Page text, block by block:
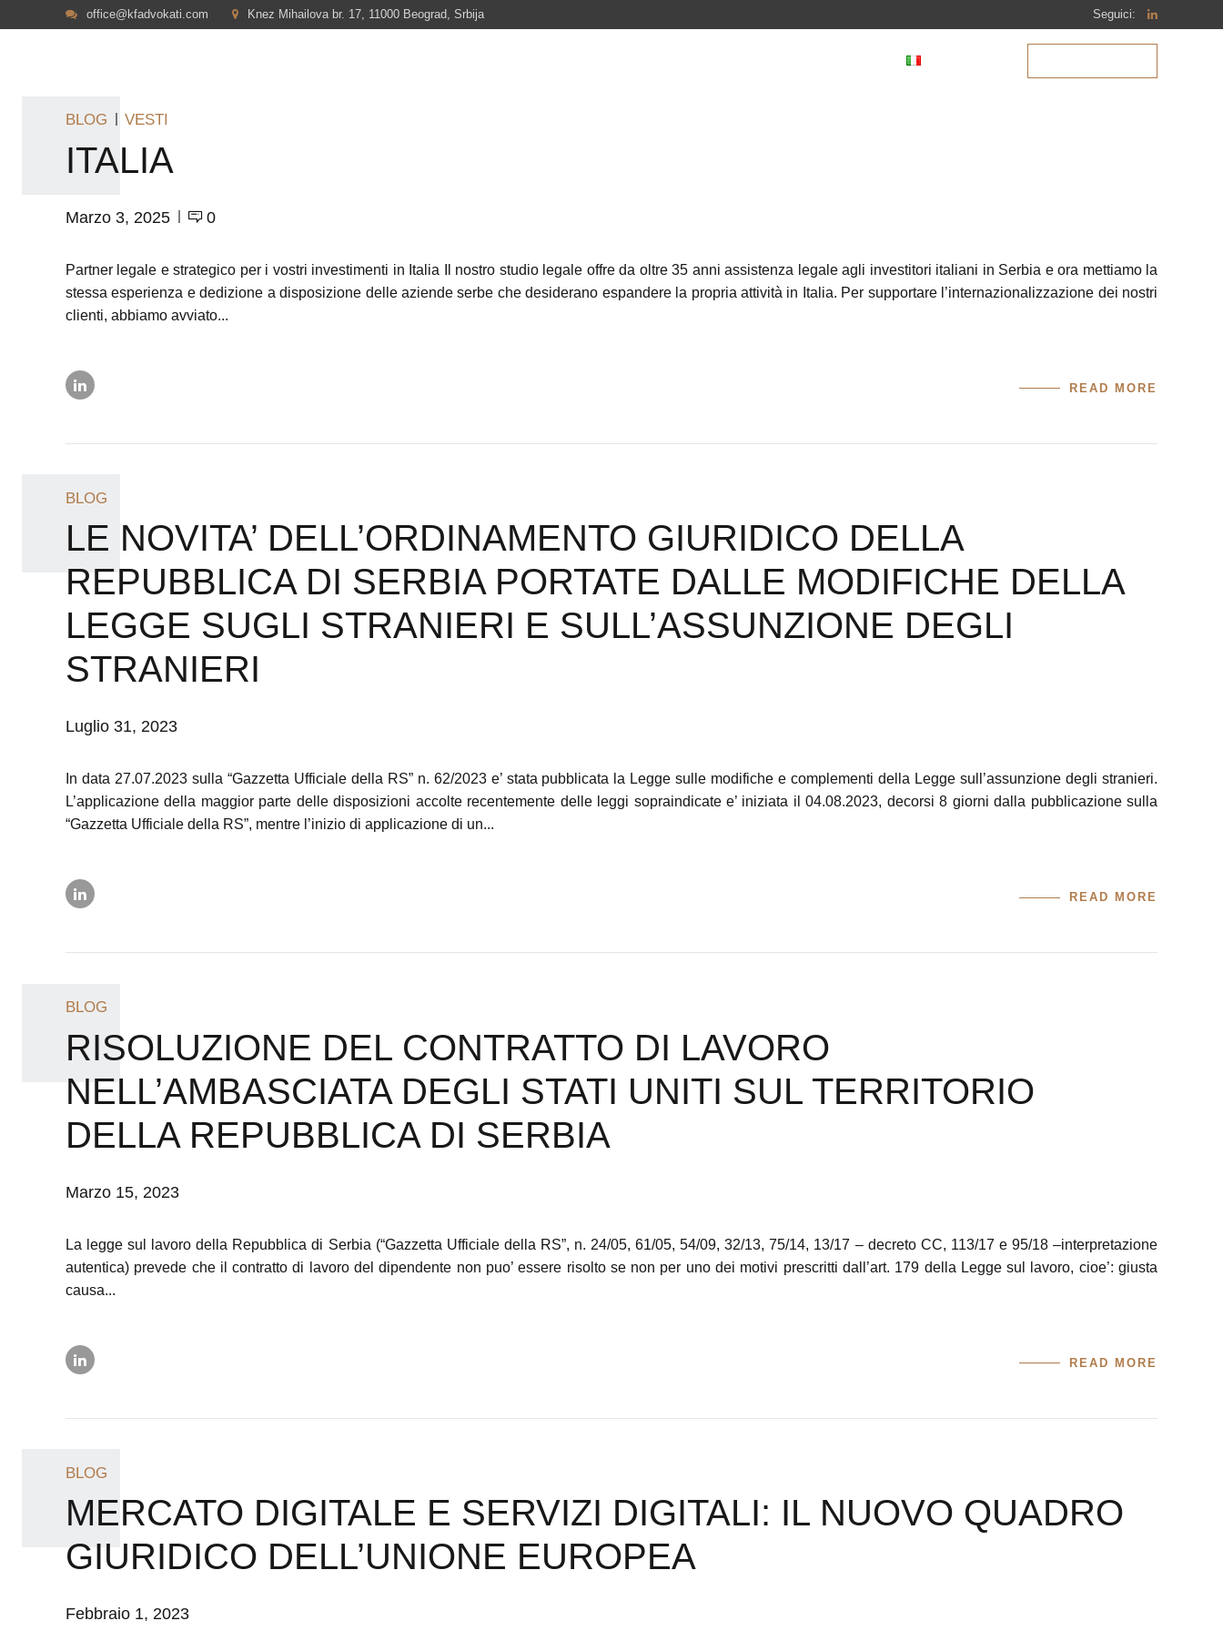
office@kfadvokati.com Knez Mihailova br. 17, 11000 Beograd, Srbija Seguici:
BLOG VESTI
ITALIA
Marzo 3, 2025 0
Partner legale e strategico per i vostri investimenti in Italia Il nostro studio legale offre da oltre 35 anni assistenza legale agli investitori italiani in Serbia e ora mettiamo la
stessa esperienza e dedizione a disposizione delle aziende serbe che desiderano espandere la propria attività in Italia. Per supportare l’internazionalizzazione dei nostri
clienti, abbiamo avviato...
READ MORE
BLOG
LE NOVITA’ DELL’ORDINAMENTO GIURIDICO DELLA
REPUBBLICA DI SERBIA PORTATE DALLE MODIFICHE DELLA
LEGGE SUGLI STRANIERI E SULL’ASSUNZIONE DEGLI
STRANIERI
Luglio 31, 2023
In data 27.07.2023 sulla “Gazzetta Ufficiale della RS” n. 62/2023 e’ stata pubblicata la Legge sulle modifiche e complementi della Legge sull’assunzione degli stranieri.
L’applicazione della maggior parte delle disposizioni accolte recentemente delle leggi sopraindicate e’ iniziata il 04.08.2023, decorsi 8 giorni dalla pubblicazione sulla
“Gazzetta Ufficiale della RS”, mentre l’inizio di applicazione di un...
READ MORE
BLOG
RISOLUZIONE DEL CONTRATTO DI LAVORO
NELL’AMBASCIATA DEGLI STATI UNITI SUL TERRITORIO
DELLA REPUBBLICA DI SERBIA
Marzo 15, 2023
La legge sul lavoro della Repubblica di Serbia (“Gazzetta Ufficiale della RS”, n. 24/05, 61/05, 54/09, 32/13, 75/14, 13/17 – decreto CC, 113/17 e 95/18 –interpretazione
autentica) prevede che il contratto di lavoro del dipendente non puo’ essere risolto se non per uno dei motivi prescritti dall’art. 179 della Legge sul lavoro, cioe’: giusta
causa...
READ MORE
BLOG
MERCATO DIGITALE E SERVIZI DIGITALI: IL NUOVO QUADRO
GIURIDICO DELL’UNIONE EUROPEA
Febbraio 1, 2023